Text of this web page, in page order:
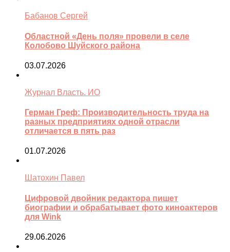
Бабанов Сергей
Областной «День поля» провели в селе
Колобово Шуйского района
03.07.2026
Журнал Власть. ИО
Герман Греф: Производительность труда на
разных предприятиях одной отрасли
отличается в пять раз
01.07.2026
Шатохин Павел
Цифровой двойник редактора пишет
биографии и обрабатывает фото киноактеров
для Wink
29.06.2026